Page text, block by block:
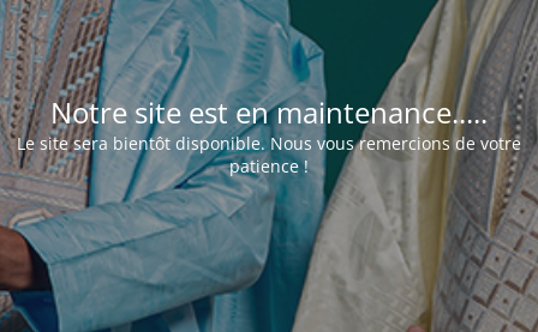
Notre site est en maintenance.....
Le site sera bientôt disponible. Nous vous remercions de votre
patience !